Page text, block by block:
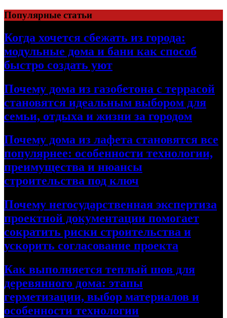
Перейти
к
содержимому
Популярные статьи
Когда хочется сбежать из города:
модульные дома и бани как способ
быстро создать уют
Почему дома из газобетона с террасой
становятся идеальным выбором для
семьи, отдыха и жизни за городом
Почему дома из лафета становятся все
популярнее: особенности технологии,
преимущества и нюансы
строительства под ключ
Почему негосударственная экспертиза
проектной документации помогает
сократить риски строительства и
ускорить согласование проекта
Как выполняется теплый шов для
деревянного дома: этапы
герметизации, выбор материалов и
особенности технологии